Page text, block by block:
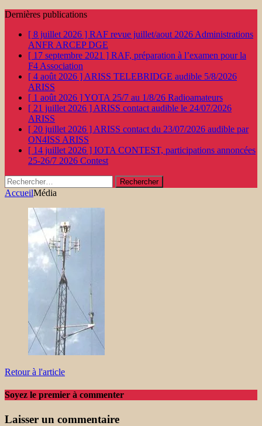
Dernières publications
[ 8 juillet 2026 ] RAF revue juillet/aout 2026 Administrations
ANFR ARCEP DGE
[ 17 septembre 2021 ] RAF, préparation à l’examen pour la
F4 Association
[ 4 août 2026 ] ARISS TELEBRIDGE audible 5/8/2026
ARISS
[ 1 août 2026 ]YOTA 25/7 au 1/8/26 Radioamateurs
[ 21 juillet 2026 ] ARISS contact audible le 24/07/2026
ARISS
[ 20 juillet 2026 ] ARISS contact du 23/07/2026 audible par
ON4ISS ARISS
[ 14 juillet 2026 ] IOTA CONTEST, participations annoncées
25-26/7 2026 Contest
Rechercher :
AccueilMédia
Retour à l'article
Soyez le premier à commenter
Laisser un commentaire